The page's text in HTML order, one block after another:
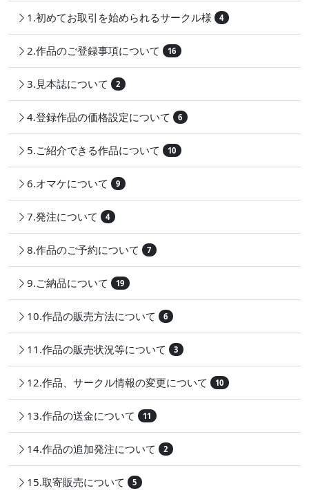
1.初めてお取引を始められるサークル様 4
2.作品のご登録事項について 16
3.見本誌について 2
4.登録作品の価格設定について 6
5.ご紹介できる作品について 10
6.オマケについて 9
7.発注について 4
8.作品のご予約について 7
9.ご納品について 19
10.作品の販売方法について 6
11.作品の販売状況等について 3
12.作品、サークル情報の変更について 10
13.作品の送金について 11
14.作品の追加発注について 2
15.取寄販売について 5